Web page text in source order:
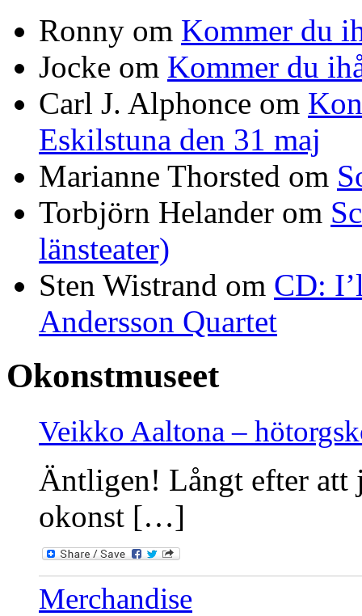
Ronny om Kommer du
Jocke om Kommer du
Carl J. Alphonce om
Eskilstuna den 31 maj
Marianne Thorsted om
Torbjörn Helander om
länsteater)
Sten Wistrand om CD:
Andersson Quartet
Okonstmuseet
Veikko Aaltona –
Äntligen! Långt efter att
okonst […]
Merchandise